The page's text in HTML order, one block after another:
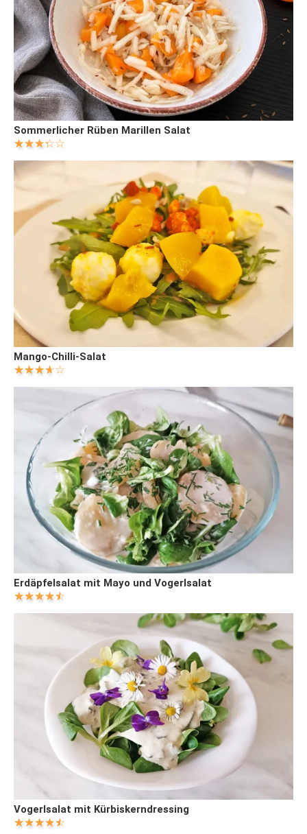
Sommerlicher Rüben Marillen Salat
Mango-Chilli-Salat
Erdäpfelsalat mit Mayo und Vogerlsalat
Vogerlsalat mit Kürbiskerndressing